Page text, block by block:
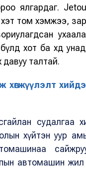
ялгардаг.
том хэмжээ,
хот ба хөдөө
давуу талтай.
хөгжүүлэлт
судалгаа
хүйтэн уур
автомашин жил